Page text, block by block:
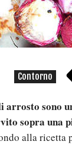
Contorno
sono
sopra una
alla ricetta